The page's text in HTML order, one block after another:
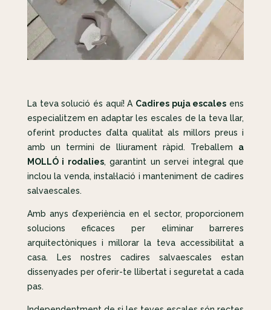
La teva solució és aquí! A Cadires puja escales ens
especialitzem en adaptar les escales de la teva llar,
oferint productes d’alta qualitat als millors preus i
amb un termini de lliurament ràpid. Treballem a
MOLLÓ i rodalies, garantint un servei integral que
inclou la venda, instal·lació i manteniment de cadires
salvaescales.
Amb anys d’experiència en el sector, proporcionem
solucions eficaces per eliminar barreres
arquitectòniques i millorar la teva accessibilitat a
casa. Les nostres cadires salvaescales estan
dissenyades per oferir-te llibertat i seguretat a cada
pas.